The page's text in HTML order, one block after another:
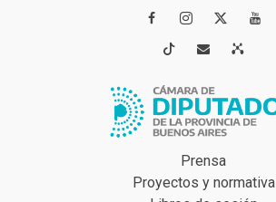
 
 
Prensa
Proyectos y normativa